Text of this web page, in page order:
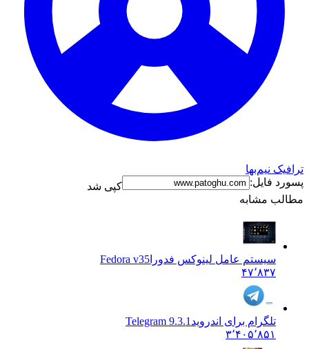
ترافیک نیم‌بها
پسورد فایل:
کپی شد
مطالب مشابه
سیستم عامل لینوکس فدورا Fedora v35
۴۷٬۸۳۷
تلگرام برای اندروید Telegram 9.3.1
۳٬۴۰۵٬۸۵۱